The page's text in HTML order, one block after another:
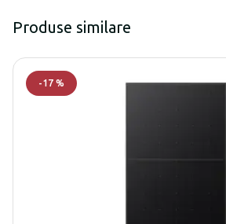
Produse similare
-17 %